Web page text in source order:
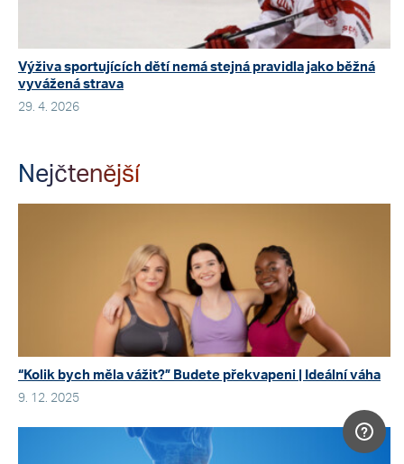
Výživa sportujících dětí nemá stejná pravidla jako běžná
vyvážená strava
29. 4. 2026
Nejčtenější
“Kolik bych měla vážit?” Budete překvapeni | Ideální váha
9. 12. 2025